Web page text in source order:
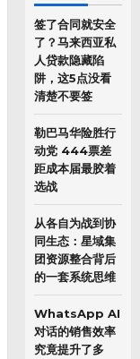
签了合同就安全
了？马来西亚私
人贷款隐藏陷
阱，这5点没看
清楚不要签
勒巴马华险胜行
动党 444票差
距成本届最胶着
选战
从各自为战到协
同生态：星域集
团资源整合背后
的一套系统思维
WhatsApp AI
对话的销售效率
究竟提升了多